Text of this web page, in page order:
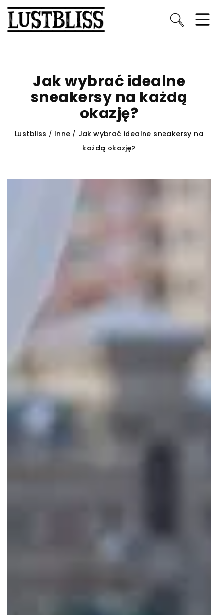
Jak wybrać idealne
sneakersy na każdą
okazję?
Lustbliss / Inne / Jak wybrać idealne sneakersy na
każdą okazję?